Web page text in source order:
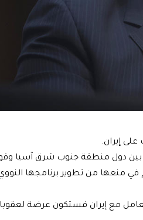
إيران.
بين دول منطقة جنوب شرق آسيا
منعها من تطوير برنامجها
مع إيران فستكون عرضة